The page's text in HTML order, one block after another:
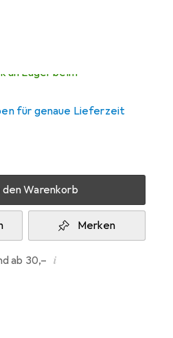
an Lager beim
für genaue Lieferzeit
den Warenkorb
Merken
ab 30,– i